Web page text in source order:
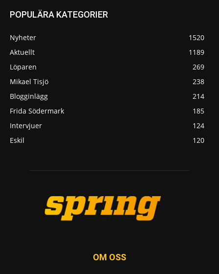
POPULÄRA KATEGORIER
Nyheter
1520
Aktuellt
1189
Löparen
269
Mikael Tisjö
238
Blogginlägg
214
Frida Södermark
185
Intervjuer
124
Eskil
120
OM OSS